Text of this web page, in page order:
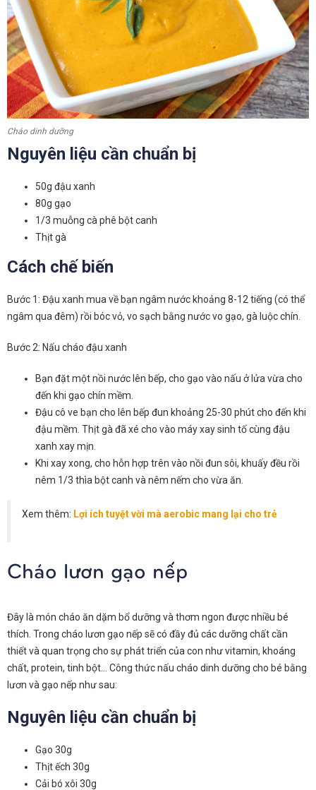
Cháo dinh dưỡng
Nguyên liệu cần chuẩn bị
50g đậu xanh
80g gạo
1/3 muỗng cà phê bột canh
Thịt gà
Cách chế biến
Bước 1: Đậu xanh mua về bạn ngâm nước khoảng 8-12 tiếng (có thể
ngâm qua đêm) rồi bóc vỏ, vo sạch bằng nước vo gạo, gà luộc chín.
Bước 2: Nấu cháo đậu xanh
Bạn đặt một nồi nước lên bếp, cho gạo vào nấu ở lửa vừa cho
đến khi gạo chín mềm.
Đậu cô ve bạn cho lên bếp đun khoảng 25-30 phút cho đến khi
đậu mềm. Thịt gà đã xé cho vào máy xay sinh tố cùng đậu
xanh xay mịn.
Khi xay xong, cho hỗn hợp trên vào nồi đun sôi, khuấy đều rồi
nêm 1/3 thìa bột canh và nêm nếm cho vừa ăn.
Xem thêm: Lợi ích tuyệt vời mà aerobic mang lại cho trẻ
Cháo lươn gạo nếp
Đây là món cháo ăn dặm bổ dưỡng và thơm ngon được nhiều bé
thích. Trong cháo lươn gạo nếp sẽ có đầy đủ các dưỡng chất cần
thiết và quan trọng cho sự phát triển của con như vitamin, khoáng
chất, protein, tinh bột… Công thức nấu cháo dinh dưỡng cho bé bằng
lươn và gạo nếp như sau:
Nguyên liệu cần chuẩn bị
Gạo 30g
Thịt ếch 30g
Cải bó xôi 30g